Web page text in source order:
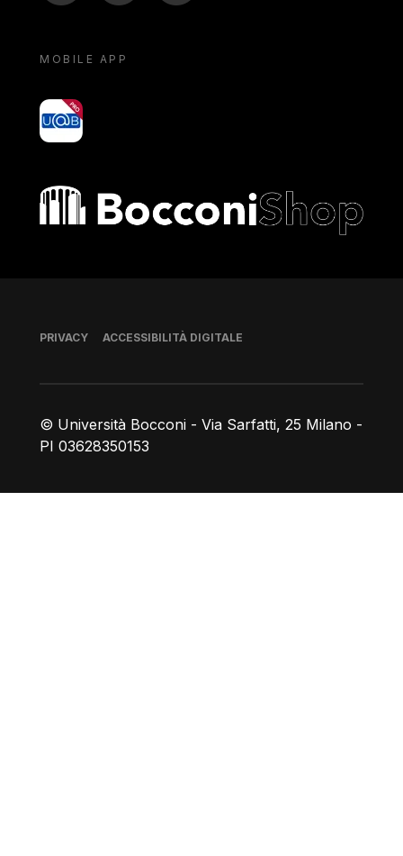
MOBILE APP
yoU@B
Bocconi shop
© Università Bocconi - Via Sarfatti, 25 Milano -
PI 03628350153
Piè di pagina
PRIVACY ACCESSIBILITÀ DIGITALE